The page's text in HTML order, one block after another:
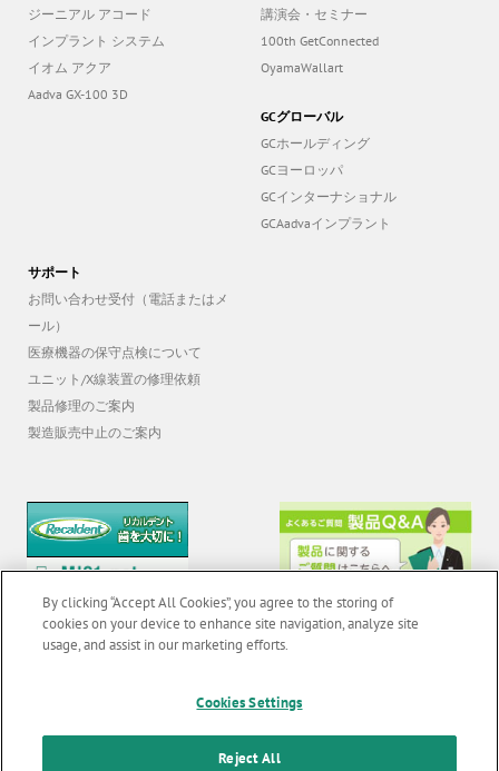
ジーニアル アコード
インプラント システム
イオム アクア
Aadva GX-100 3D
講演会・セミナー
100th GetConnected
OyamaWallart
GCグローバル
GCホールディング
GCヨーロッパ
GCインターナショナル
GCAadvaインプラント
サポート
お問い合わせ受付（電話またはメ
ール）
医療機器の保守点検について
ユニット/X線装置の修理依頼
製品修理のご案内
製造販売中止のご案内
o
無断転載禁止 | お問い合わせ
個人情報保護方針| クッキーポリシー| 透明性に関する指針|
By clicking “Accept All Cookies”, you agree to the storing of
cookies on your device to enhance site navigation, analyze site
usage, and assist in our marketing efforts.
Cookies Settings
Reject All